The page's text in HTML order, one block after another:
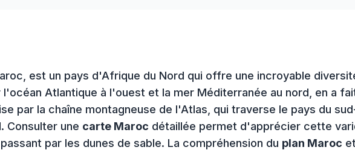
est un pays d'Afrique du Nord qui offre une incroyable
Atlantique à l'ouest et la mer Méditerranée au nord, en a
par la chaîne montagneuse de l'Atlas, qui traverse le pays du
Consulter une carte Maroc détaillée permet d'apprécier cette
par les dunes de sable. La compréhension du plan Maroc